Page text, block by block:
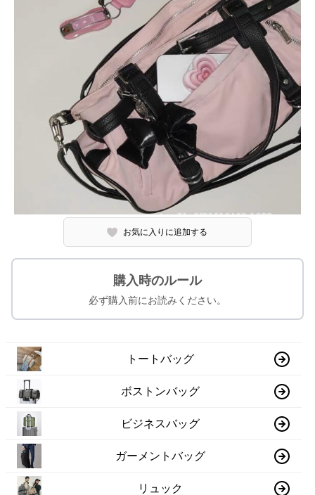
お気に入りに追加する
購入時のルール
必ず購入前にお読みください。
トートバッグ
ボストンバッグ
ビジネスバッグ
ガーメントバッグ
リュック